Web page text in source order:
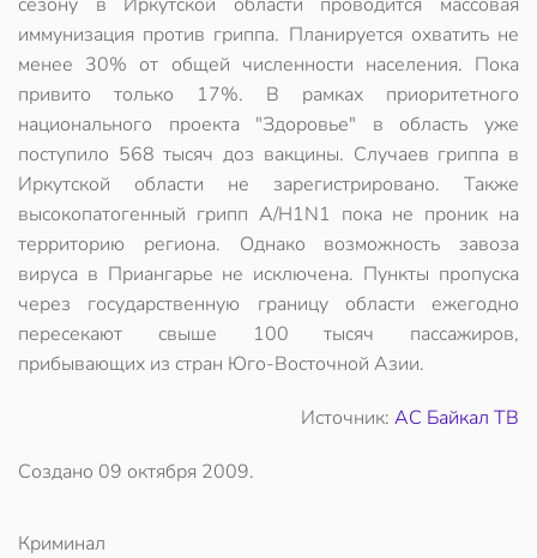
иммунизация против гриппа. Планируется охватить не
менее 30% от общей численности населения. Пока
привито только 17%. В рамках приоритетного
национального проекта "Здоровье" в область уже
поступило 568 тысяч доз вакцины. Случаев гриппа в
Иркутской области не зарегистрировано. Также
высокопатогенный грипп А/Н1N1 пока не проник на
территорию региона. Однако возможность завоза
вируса в Приангарье не исключена. Пункты пропуска
через государственную границу области ежегодно
пересекают свыше 100 тысяч пассажиров,
прибывающих из стран Юго-Восточной Азии.
Источник: АС Байкал ТВ
Создано 09 октября 2009.
Криминал